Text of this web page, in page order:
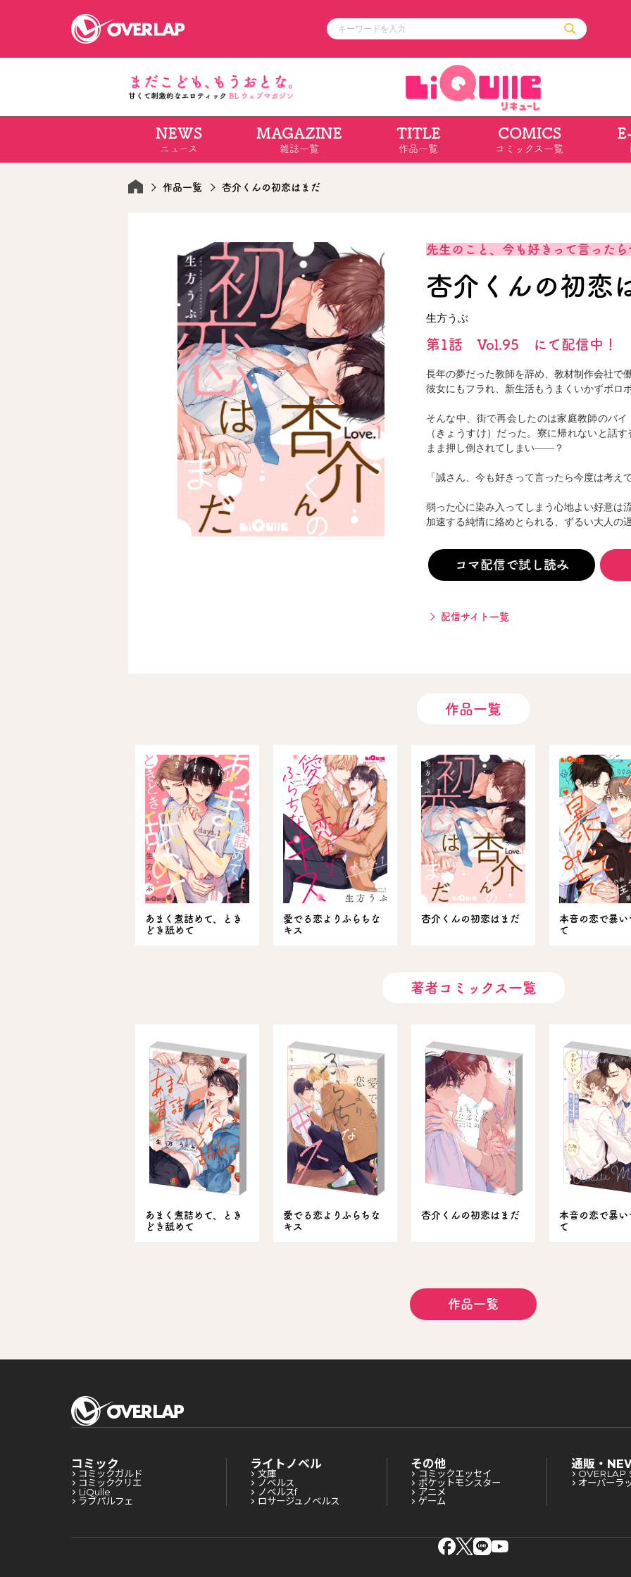
コミッククリエ
ラブパルフェ
ライトノベル
ノベルス
ロサージュノベルス
その他
コミックエッセイ
ポケットモンスター
通販・
OVERLAP
オーバーラップ広
コミッククリエ リキューレ コミックパルフェ
閉じる
NEWS
ニュース
MAGAZINE
雑誌一覧
TITLE
作品一覧
COMICS
コミックス一覧
作品一覧 杏介くんの初恋はまだ
先生のこと、今も好きって言った
杏介くんの初恋
生方うぶ
第1話 Vol.95 にて配信中！
長年の夢だった教師を辞め、教材制作会社で
彼女にもフラれ、新生活もうまくいかずボロ
そんな中、街で再会したのは家庭教師のバ
（きょうすけ）だった。寮に帰れないと話
まま押し倒されてしまい――？
「誠さん、今も好きって言ったら今度は考え
弱った心に染み入ってしまう心地よい好意は
加速する純情に絡めとられる、ずるい大人の
コマ配信で試し読み
配信サイト一覧
作品一覧
あまく煮詰めて、とき
どき舐めて
愛でる恋よりふらちな
キス
杏介くんの初恋はまだ
本音の恋で暴い
て
著者コミックス一覧
あまく煮詰めて、とき
どき舐めて
愛でる恋よりふらちな
キス
杏介くんの初恋はまだ
本音の恋で暴い
て
作品一覧
コミック
コミックガルド
コミッククリエ
LiQulle
ラブパルフェ
ライトノベル
文庫
ノベルス
ノベルスf
ロサージュノベルス
その他
コミックエッセイ
ポケットモンスター
アニメ
ゲーム
通販・
OVERLAP
オーバーラ